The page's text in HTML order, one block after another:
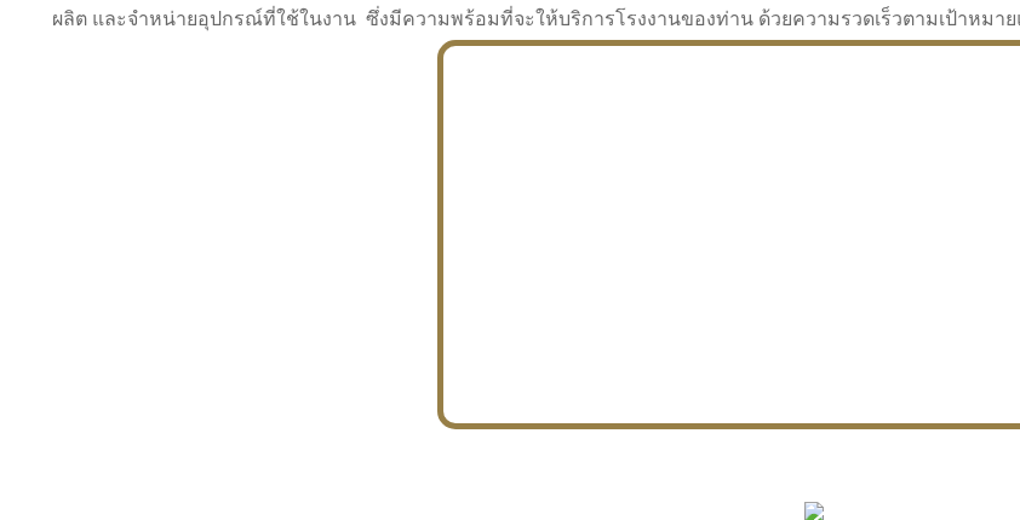
ผลิต และจำหน่ายอุปกรณ์ที่ใช้ในงาน ซึ่งมีความพร้อมที่จะให้บริการโรงงานของท่าน ด้วยความรวดเร็วตามเป้าหมา